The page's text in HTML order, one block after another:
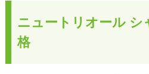
ニュートリオール シ
格